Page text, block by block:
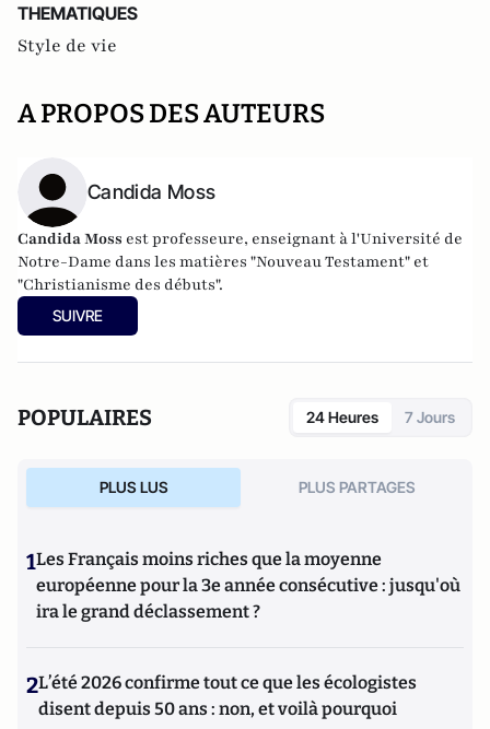
THEMATIQUES
Style de vie
A PROPOS DES AUTEURS
Candida Moss
Candida Moss est professeure, enseignant à l'Université de
Notre-Dame dans les matières "Nouveau Testament" et
"Christianisme des débuts".
SUIVRE
POPULAIRES 24 Heures 7 Jours
PLUS LUS PLUS PARTAGES
1Les Français moins riches que la moyenne
européenne pour la 3e année consécutive : jusqu'où
ira le grand déclassement ?
2L’été 2026 confirme tout ce que les écologistes
disent depuis 50 ans : non, et voilà pourquoi